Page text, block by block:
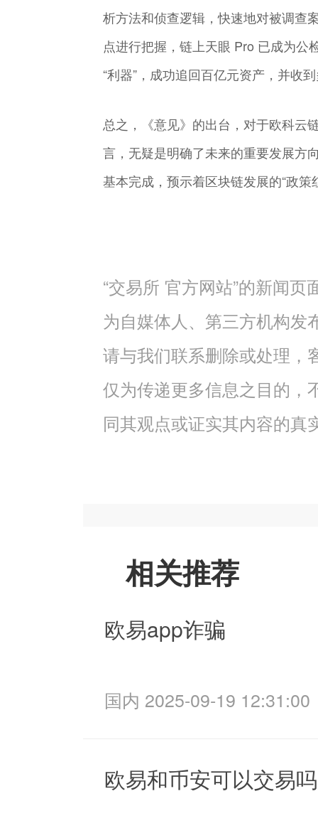
析方法和侦查逻辑，快速地对被调查
点进行把握，链上天眼 Pro 已成为公
“利器”，成功追回百亿元资产，并收
总之，《意见》的出台，对于欧科云
言，无疑是明确了未来的重要发展方
基本完成，预示着区块链发展的“政策
“交易所 官方网站”的新闻
为自媒体人、第三方机构发
请与我们联系删除或处理，
仅为传递更多信息之目的，
同其观点或证实其内容的真
相关推荐
欧易app诈骗
国内 2025-09-19 12:31:00
欧易和币安可以交易吗